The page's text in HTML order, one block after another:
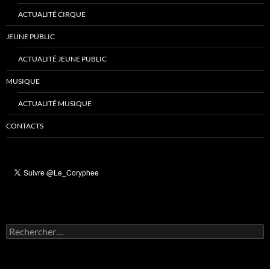
ACTUALITÉ CIRQUE
JEUNE PUBLIC
ACTUALITÉ JEUNE PUBLIC
MUSIQUE
ACTUALITÉ MUSIQUE
CONTACTS
Rechercher :